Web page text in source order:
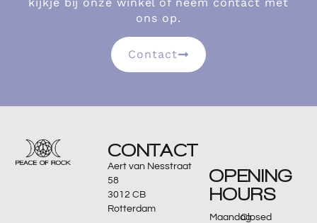
ons op.
Contact
CONTACT
Aert van Nesstraat
58
3012 CB
Rotterdam
OPENING
HOURS
MaandagClosed